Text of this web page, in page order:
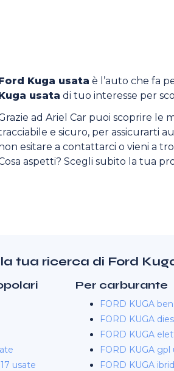
Kuga usata è l’auto che fa
usata di tuo interesse per
ad Ariel Car puoi scoprire le
e sicuro, per assicurarti
esitare a contattarci o vieni a
aspetti? Scegli subito la tua
tua ricerca di Ford
usate
Per carburante
FORD KUGA
FORD KUGA
FORD KUGA
FORD KUGA gpl
FORD KUGA